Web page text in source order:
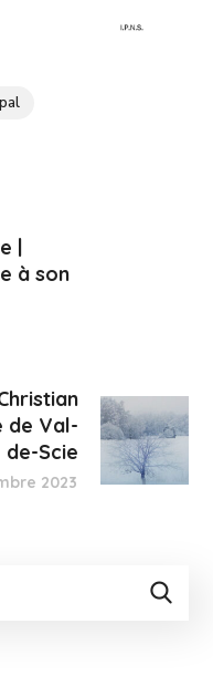
|
à son
de Val-
de-Scie
2023